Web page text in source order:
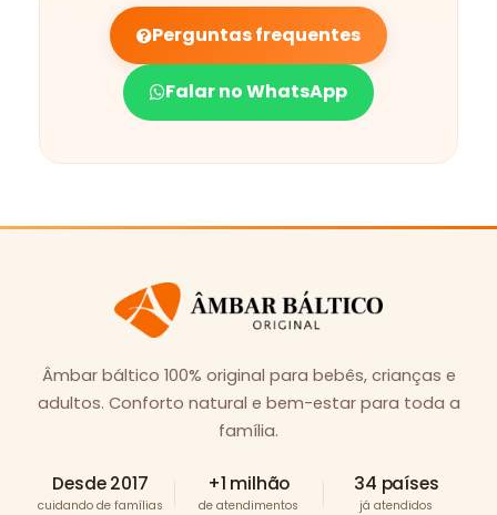
Perguntas frequentes
Falar no WhatsApp
Âmbar báltico 100% original para bebês, crianças e
adultos. Conforto natural e bem-estar para toda a
família.
Desde 2017
cuidando de famílias
+1 milhão
de atendimentos
34 países
já atendidos